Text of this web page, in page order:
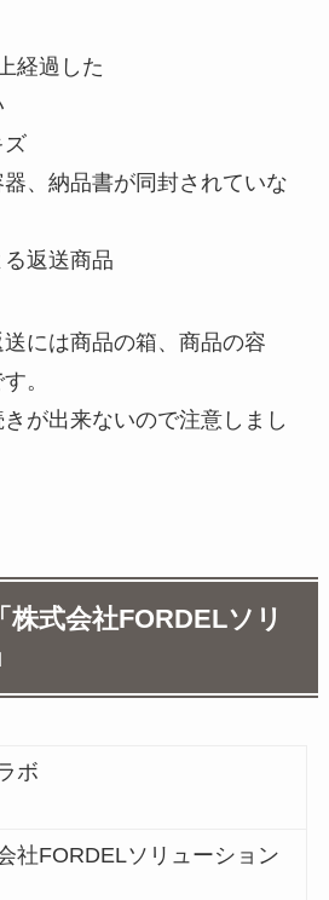
経過した
ズ
器、納品書が同封されていな
る返送商品
には商品の箱、商品の容
。
が出来ないので注意しまし
株式会社FORDELソリ
ボ
社FORDELソリューション